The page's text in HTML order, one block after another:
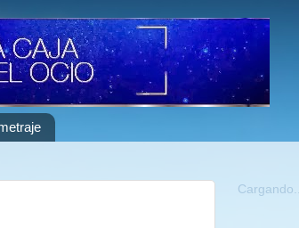
Cargando...